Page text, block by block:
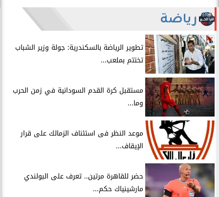
رياضة
​تطوير الرياضة بالسكندرية: جولة وزير الشباب
تختتم بملعب...
مستقبل كرة القدم السودانية في زمن الحرب
وما...
موعد النظر فى استئناف الزمالك على قرار
الإيقاف...
حضر للقاهرة مرتين.. تعرف على البولندي
مارشينياك حكم...